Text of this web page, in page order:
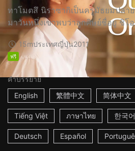
ทาโมตสึ นิราซากิเป็นครูมัธยมปลา
มาวันหนึ่งเขาพบว่าลูกศิษย์ชื่อยู ชิโ
15mประเทศญี่ปุ่น2011
ฟรี
คำบรรยาย
English
繁體中文 简体中文
Tiếng Việt ภาษาไทย 한국어
Deutsch Español